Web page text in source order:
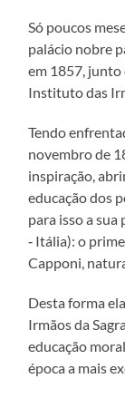
Só poucos
palácio nobre
em 1857, junto
Instituto das
Tendo
novembro de
inspiração,
educação dos
para isso a
‑ Itália): o
Capponi,
Desta forma
Irmãos da
educação
época a mais